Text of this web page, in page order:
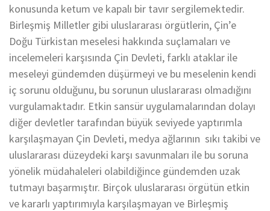
konusunda ketum ve kapalı bir tavır sergilemektedir.
Birleşmiş Milletler gibi uluslararası örgütlerin, Çin’e
Doğu Türkistan meselesi hakkında suçlamaları ve
incelemeleri karşısında Çin Devleti, farklı ataklar ile
meseleyi gündemden düşürmeyi ve bu meselenin kendi
iç sorunu olduğunu, bu sorunun uluslararası olmadığını
vurgulamaktadır. Etkin sansür uygulamalarından dolayı
diğer devletler tarafından büyük seviyede yaptırımla
karşılaşmayan Çin Devleti, medya ağlarının sıkı takibi ve
uluslararası düzeydeki karşı savunmaları ile bu soruna
yönelik müdahaleleri olabildiğince gündemden uzak
tutmayı başarmıştır. Birçok uluslararası örgütün etkin
ve kararlı yaptırımıyla karşılaşmayan ve Birleşmiş